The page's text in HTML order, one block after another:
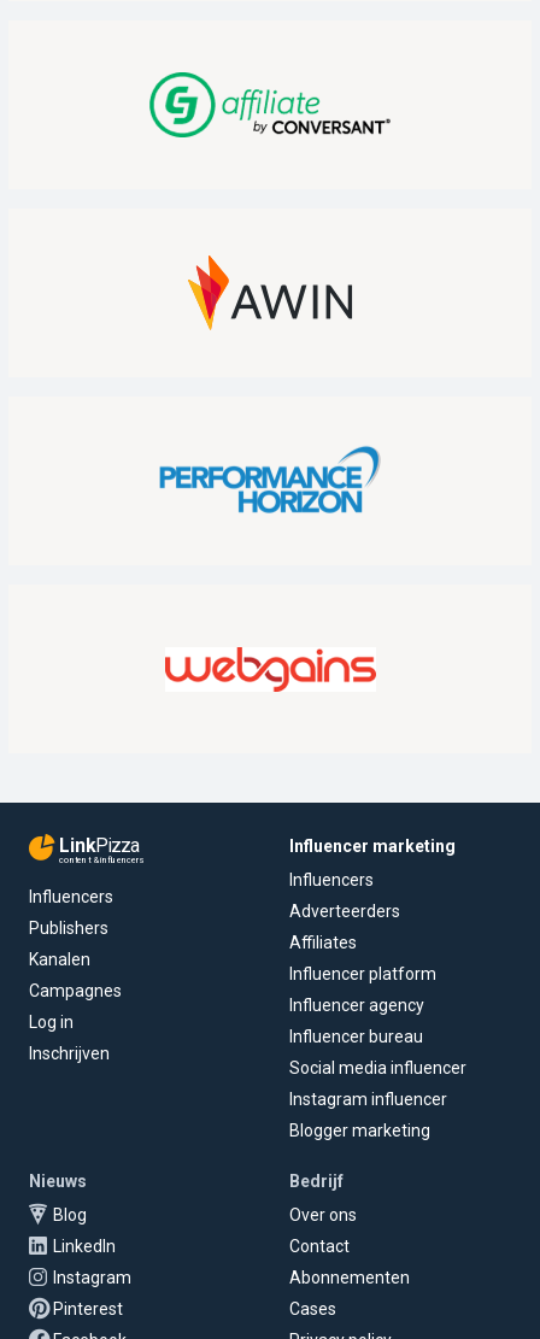
LinkPizza
content & influencers
Influencers
Publishers
Kanalen
Campagnes
Log in
Inschrijven
Influencer marketing
Influencers
Adverteerders
Affiliates
Influencer platform
Influencer agency
Influencer bureau
Social media influencer
Instagram influencer
Blogger marketing
Nieuws
Blog
LinkedIn
Instagram
Pinterest
Bedrijf
Over ons
Contact
Abonnementen
Cases